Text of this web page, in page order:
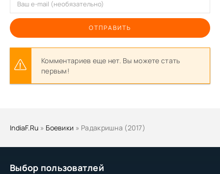
Выбор пользоватлей
ОТПРАВИТЬ
Комментариев еще нет. Вы можете стать
первым!
IndiaF.Ru » Боевики » Радакришна (2017)